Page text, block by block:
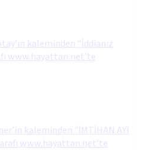
kaleminden “İddianız
www.hayattan.net’te
kaleminden "İMTİHAN AYI
www.hayattan.net’te